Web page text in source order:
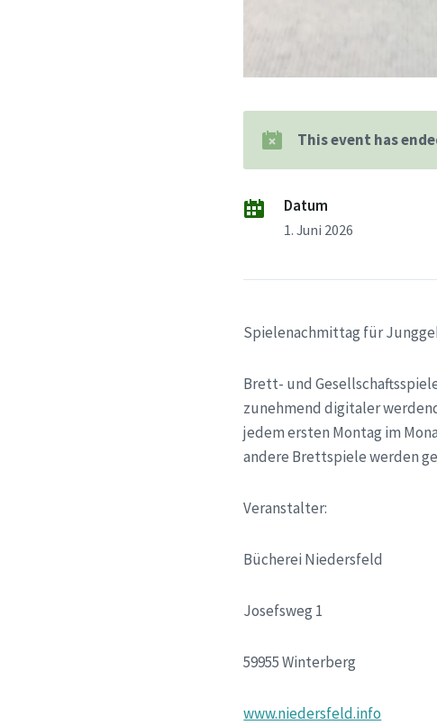
This event has
Datum
1. Juni 2026
Spielenachmittag für
Brett- und
zunehmend digitaler
jedem ersten Montag im
andere Brettspiele werden
Veranstalter:
Bücherei Niedersfeld
Josefsweg 1
59955 Winterberg
www.niedersfeld.info